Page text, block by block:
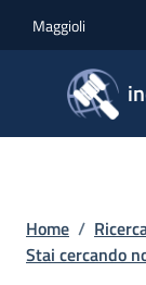
Maggioli
Home /
Stai cercando